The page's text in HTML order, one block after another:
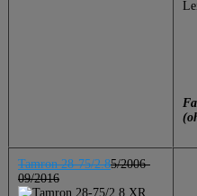
Tamron 28-75/2.85/2006-
09/2016